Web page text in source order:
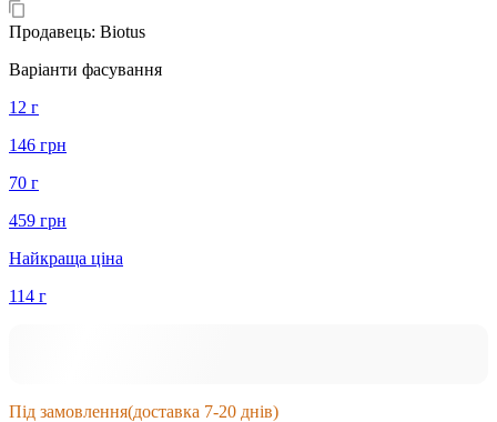
Продавець: Biotus
Варіанти фасування
12 г
146 грн
70 г
459 грн
Найкраща ціна
114 г
Під замовлення(доставка 7-20 днів)